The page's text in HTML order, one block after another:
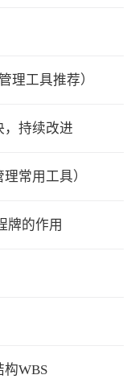
理工具推荐）
，持续改进
常用工具）
牌的作用
WBS